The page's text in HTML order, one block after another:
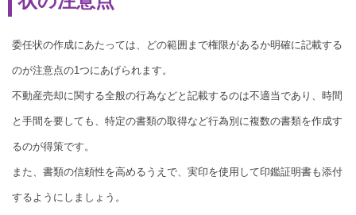
委任状の作成にあたっては、どの範囲まで権限があるか明確に記載する
のが注意点の1つにあげられます。
不動産売却に関する全般の行為などと記載するのは不適当であり、時間
と手間を要しても、特定の書類の取得など行為別に複数の書類を作成す
るのが得策です。
また、書類の信頼性を高めるうえで、実印を使用して印鑑証明書も添付
するようにしましょう。